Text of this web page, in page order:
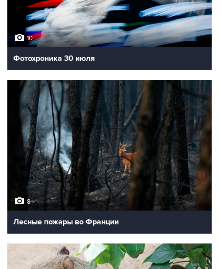
10
Фотохроника 30 июля
8
Лесные пожары во Франции